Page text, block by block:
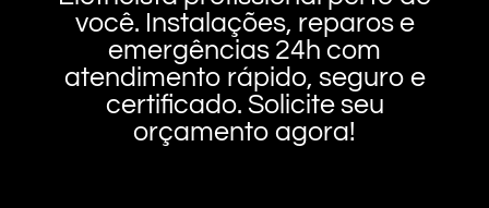
você. Instalações, reparos e
emergências 24h com
atendimento rápido, seguro e
certificado. Solicite seu
orçamento agora!